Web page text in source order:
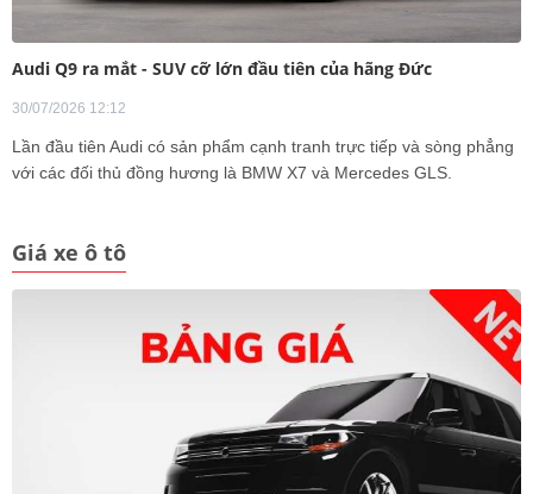
Audi Q9 ra mắt - SUV cỡ lớn đầu tiên của hãng Đức
30/07/2026 12:12
Lần đầu tiên Audi có sản phẩm cạnh tranh trực tiếp và sòng phẳng
với các đối thủ đồng hương là BMW X7 và Mercedes GLS.
Giá xe ô tô